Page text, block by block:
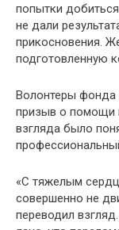
попытки
не дали
прикосновения.
подготовленную
Волонтеры фонда
призыв о помощи
взгляда было
«С тяжелым
совершенно не
переводил